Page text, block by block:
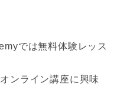
では無料体験レッス
ンライン講座に興味